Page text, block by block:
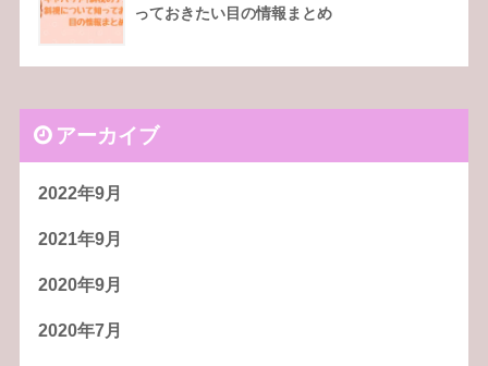
っておきたい目の情報まとめ
アーカイブ
2022年9月
2021年9月
2020年9月
2020年7月